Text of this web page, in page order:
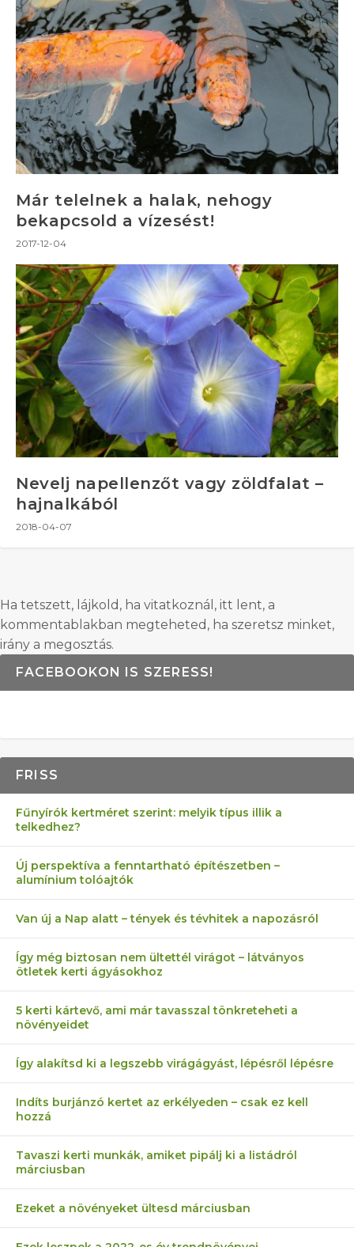
Már telelnek a halak, nehogy
bekapcsold a vízesést!
2017-12-04
Nevelj napellenzőt vagy zöldfalat –
hajnalkából
2018-04-07
Ha tetszett, lájkold, ha vitatkoznál, itt lent, a
kommentablakban megteheted, ha szeretsz minket,
irány a megosztás.
FACEBOOKON IS SZERESS!
FRISS
Fűnyírók kertméret szerint: melyik típus illik a
telkedhez?
Új perspektíva a fenntartható építészetben –
alumínium tolóajtók
Van új a Nap alatt – tények és tévhitek a napozásról
Így még biztosan nem ültettél virágot – látványos
ötletek kerti ágyásokhoz
5 kerti kártevő, ami már tavasszal tönkreteheti a
növényeidet
Így alakítsd ki a legszebb virágágyást, lépésről lépésre
Indíts burjánzó kertet az erkélyeden – csak ez kell
hozzá
Tavaszi kerti munkák, amiket pipálj ki a listádról
márciusban
Ezeket a növényeket ültesd márciusban